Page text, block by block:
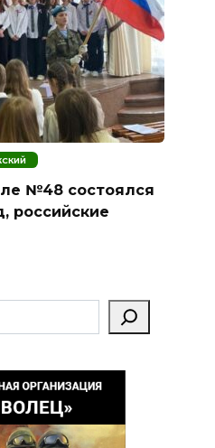
№48 состоялся
российские